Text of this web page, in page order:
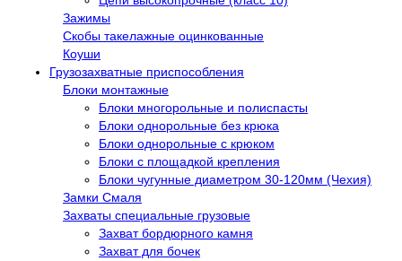
Зажимы
Скобы такелажные оцинкованные
Коуши
Грузозахватные приспособления
Блоки монтажные
Блоки многорольные и полиспасты
Блоки однорольные без крюка
Блоки однорольные с крюком
Блоки с площадкой крепления
Блоки чугунные диаметром 30-120мм (Чехия)
Замки Смаля
Захваты специальные грузовые
Захват бордюрного камня
Захват для бочек